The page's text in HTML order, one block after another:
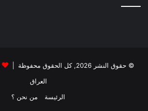
© حقوق النشر 2026, كل الحقوق محفوظة |
العراق
الرئيسة
من نحن ؟